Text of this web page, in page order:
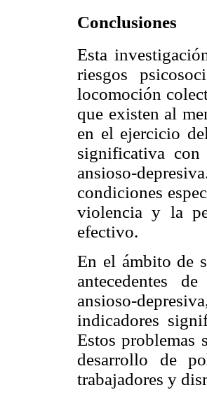
Conclusiones
Esta
riesgos
locomoción
que existen al
en el ejercicio
significativa con
ansioso-
condiciones
violencia y la
efectivo.
En el ámbito de
antecedentes
ansioso-
indicadores
Estos problemas
desarrollo de
trabajadores y